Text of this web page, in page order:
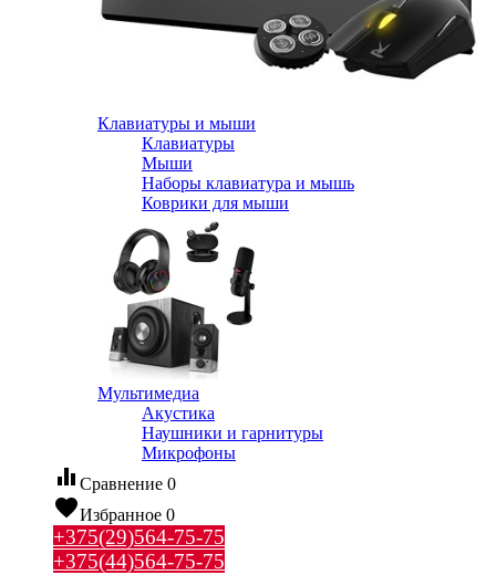
Клавиатуры и мыши
Клавиатуры
Мыши
Наборы клавиатура и мышь
Коврики для мыши
Мультимедиа
Акустика
Наушники и гарнитуры
Микрофоны
equalizer Сравнение 0
favoriteИзбранное 0
+375(29)564-75-75
+375(44)564-75-75